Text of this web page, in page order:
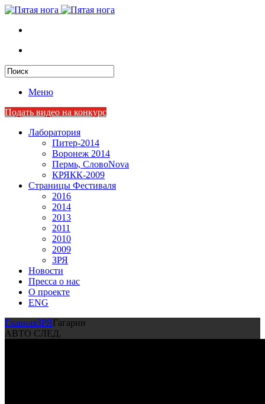
Меню
Подать видео на конкурс
Лаборатория
Питер-2014
Воронеж 2014
Пермь, СловоNova
КРЯКК-2009
Страницы Фестиваля
2016
2014
2013
2011
2010
2009
ЗРЯ
Новости
Пресса о нас
О проекте
ENG
ГлавнаяЗРЯГагарин
АВТО СЛЕД.